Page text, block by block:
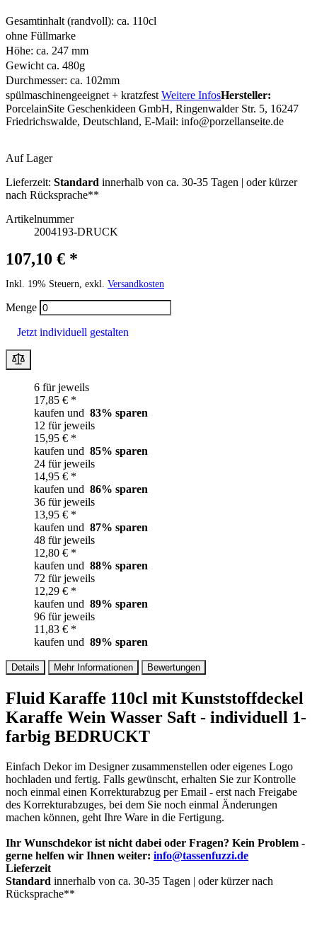
Gesamtinhalt (randvoll): ca. 110cl
ohne Füllmarke
Höhe: ca. 247 mm
Gewicht ca. 480g
Durchmesser: ca. 102mm
spülmaschinengeeignet + kratzfest Weitere InfosHersteller:
PorcelainSite Geschenkideen GmbH, Ringenwalder Str. 5, 16247
Friedrichswalde, Deutschland, E-Mail: info@porzellanseite.de
Auf Lager
Lieferzeit: Standard innerhalb von ca. 30-35 Tagen | oder kürzer
nach Rücksprache**
Artikelnummer
2004193-DRUCK
107,10 € *
Inkl. 19% Steuern, exkl. Versandkosten
Menge
Jetzt individuell gestalten
6 für jeweils
17,85 € *
kaufen und 83% sparen
12 für jeweils
15,95 € *
kaufen und 85% sparen
24 für jeweils
14,95 € *
kaufen und 86% sparen
36 für jeweils
13,95 € *
kaufen und 87% sparen
48 für jeweils
12,80 € *
kaufen und 88% sparen
72 für jeweils
12,29 € *
kaufen und 89% sparen
96 für jeweils
11,83 € *
kaufen und 89% sparen
Details Mehr Informationen Bewertungen
Fluid Karaffe 110cl mit Kunststoffdeckel
Karaffe Wein Wasser Saft - individuell 1-
farbig BEDRUCKT
Einfach Dekor im Designer zusammenstellen oder eigenes Logo
hochladen und fertig. Falls gewünscht, erhalten Sie zur Kontrolle
noch einmal einen Korrekturabzug per Email - erst nach Freigabe
des Korrekturabzuges, bei dem Sie noch einmal Änderungen
machen können, geht Ihre Ware in die Fertigung.
Ihr Wunschdekor ist nicht dabei oder Fragen? Kein Problem -
gerne helfen wir Ihnen weiter: info@tassenfuzzi.de
Lieferzeit
Standard innerhalb von ca. 30-35 Tagen | oder kürzer nach
Rücksprache**